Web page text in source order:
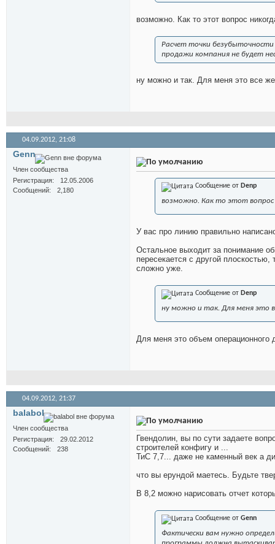
возможно. Как то этот вопрос
Расчет точки
продажи компания не будет
ну можно и так. Для меня это все
04.09.2012, 21:08
Genn
Член сообщества
Регистрация
12.05.2006
Сообщений
2,180
Сообщение от Denp
возможно. Как то этот вопрос
У вас про линию правильно
Остальное выходит за понимание
пересекается с другой
сложно уже.
Сообщение от Denp
ну можно и так. Для меня это
Для меня это объем операционного
04.09.2012, 21:37
balabol
Член сообщества
Регистрация
29.02.2012
Сообщений
238
Гвендолин, вы по сути задаете
строителей конфигу и ...
ТиС 7,7... даже не каменный век а
что вы ерундой маетесь. Будьте
В 8,2 можно нарисовать отчет
Сообщение от Genn
Фактически вам нужно